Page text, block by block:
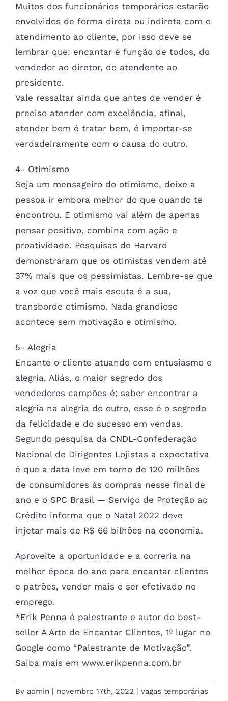
Muitos dos funcionários temporários estarão
envolvidos de forma direta ou indireta com o
atendimento ao cliente, por isso deve se
lembrar que: encantar é função de todos, do
vendedor ao diretor, do atendente ao
presidente.
Vale ressaltar ainda que antes de vender é
preciso atender com excelência, afinal,
atender bem é tratar bem, é importar-se
verdadeiramente com o causa do outro.
4- Otimismo
Seja um mensageiro do otimismo, deixe a
pessoa ir embora melhor do que quando te
encontrou. E otimismo vai além de apenas
pensar positivo, combina com ação e
proatividade. Pesquisas de Harvard
demonstraram que os otimistas vendem até
37% mais que os pessimistas. Lembre-se que
a voz que você mais escuta é a sua,
transborde otimismo. Nada grandioso
acontece sem motivação e otimismo.
5- Alegria
Encante o cliente atuando com entusiasmo e
alegria. Aliás, o maior segredo dos
vendedores campões é: saber encontrar a
alegria na alegria do outro, esse é o segredo
da felicidade e do sucesso em vendas.
Segundo pesquisa da CNDL-Confederação
Nacional de Dirigentes Lojistas a expectativa
é que a data leve em torno de 120 milhões
de consumidores às compras nesse final de
ano e o SPC Brasil — Serviço de Proteção ao
Crédito informa que o Natal 2022 deve
injetar mais de R$ 66 bilhões na economia.
Aproveite a oportunidade e a correria na
melhor época do ano para encantar clientes
e patrões, vender mais e ser efetivado no
emprego.
*Erik Penna é palestrante e autor do best-
seller A Arte de Encantar Clientes, 1º lugar no
Google como “Palestrante de Motivação”.
Saiba mais em www.erikpenna.com.br
By admin | novembro 17th, 2022 | vagas temporárias